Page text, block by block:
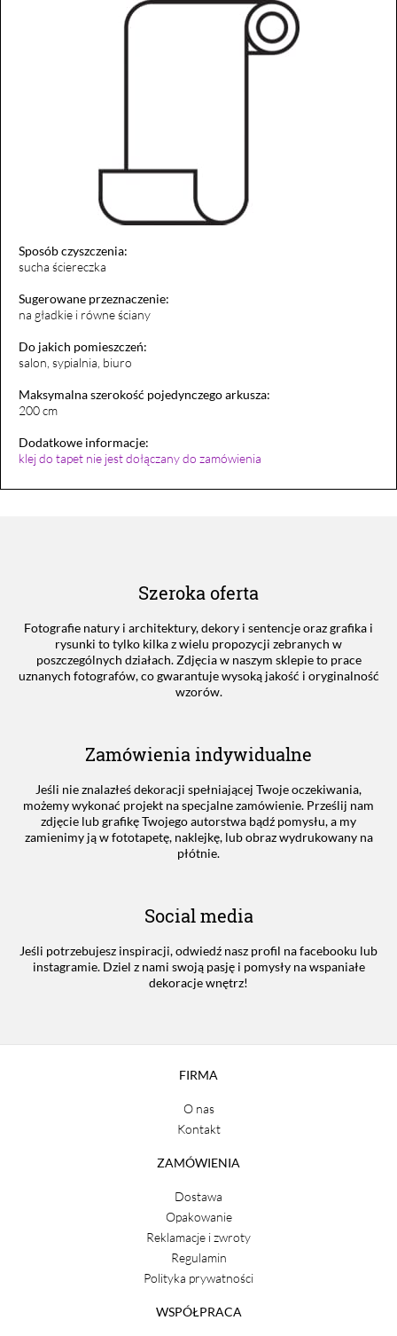
Sposób czyszczenia:
sucha ściereczka
Sugerowane przeznaczenie:
na gładkie i równe ściany
Do jakich pomieszczeń:
salon, sypialnia, biuro
Maksymalna szerokość pojedynczego arkusza:
200 cm
Dodatkowe informacje:
klej do tapet nie jest dołączany do zamówienia
Szeroka oferta
Fotografie natury i architektury, dekory i sentencje oraz grafika i
rysunki to tylko kilka z wielu propozycji zebranych w
poszczególnych działach. Zdjęcia w naszym sklepie to prace
uznanych fotografów, co gwarantuje wysoką jakość i oryginalność
wzorów.
Zamówienia indywidualne
Jeśli nie znalazłeś dekoracji spełniającej Twoje oczekiwania,
możemy wykonać projekt na specjalne zamówienie. Prześlij nam
zdjęcie lub grafikę Twojego autorstwa bądź pomysłu, a my
zamienimy ją w fototapetę, naklejkę, lub obraz wydrukowany na
płótnie.
Social media
Jeśli potrzebujesz inspiracji, odwiedź nasz profil na facebooku lub
instagramie. Dziel z nami swoją pasję i pomysły na wspaniałe
dekoracje wnętrz!
FIRMA
O nas
Kontakt
ZAMÓWIENIA
Dostawa
Opakowanie
Reklamacje i zwroty
Regulamin
Polityka prywatności
WSPÓŁPRACA